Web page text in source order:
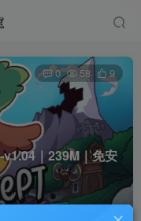
｜239M｜免安
0 58 9